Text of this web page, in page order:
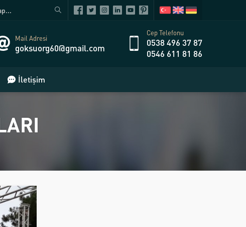
Mail Adresi
goksuorg60@gmail.com
Cep Telefonu
0538 496 37 87
0546 611 81 86
İletişim